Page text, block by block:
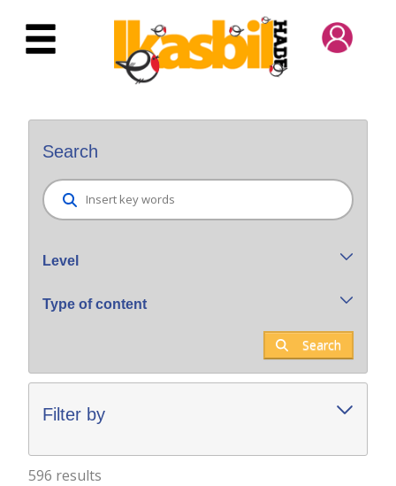
Skip to Main Content
Search
Level
Type of content
Search
Filter by
596 results